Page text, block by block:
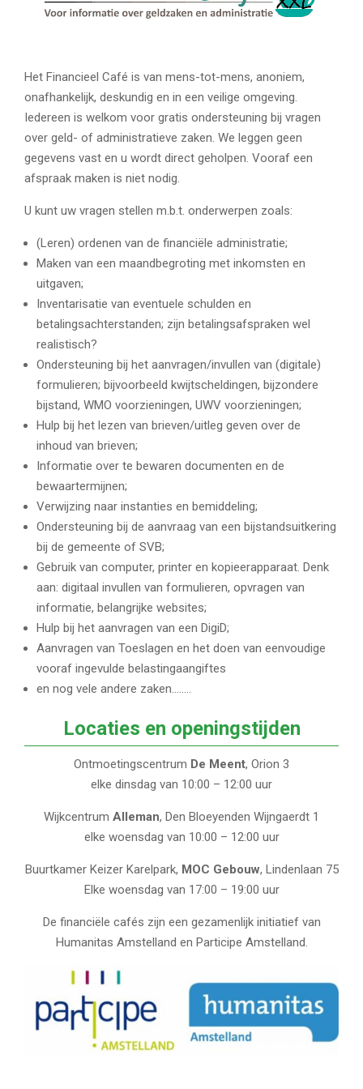
Het Financieel Café is van mens-tot-mens, anoniem,
onafhankelijk, deskundig en in een veilige omgeving.
Iedereen is welkom voor gratis ondersteuning bij vragen
over geld- of administratieve zaken. We leggen geen
gegevens vast en u wordt direct geholpen. Vooraf een
afspraak maken is niet nodig.
U kunt uw vragen stellen m.b.t. onderwerpen zoals:
(Leren) ordenen van de financiële administratie;
Maken van een maandbegroting met inkomsten en
uitgaven;
Inventarisatie van eventuele schulden en
betalingsachterstanden; zijn betalingsafspraken wel
realistisch?
Ondersteuning bij het aanvragen/invullen van (digitale)
formulieren; bijvoorbeeld kwijtscheldingen, bijzondere
bijstand, WMO voorzieningen, UWV voorzieningen;
Hulp bij het lezen van brieven/uitleg geven over de
inhoud van brieven;
Informatie over te bewaren documenten en de
bewaartermijnen;
Verwijzing naar instanties en bemiddeling;
Ondersteuning bij de aanvraag van een bijstandsuitkering
bij de gemeente of SVB;
Gebruik van computer, printer en kopieerapparaat. Denk
aan: digitaal invullen van formulieren, opvragen van
informatie, belangrijke websites;
Hulp bij het aanvragen van een DigiD;
Aanvragen van Toeslagen en het doen van eenvoudige
vooraf ingevulde belastingaangiftes
en nog vele andere zaken……..
Locaties en openingstijden
Ontmoetingscentrum De Meent, Orion 3
elke dinsdag van 10:00 – 12:00 uur
Wijkcentrum Alleman, Den Bloeyenden Wijngaerdt 1
elke woensdag van 10:00 – 12:00 uur
Buurtkamer Keizer Karelpark, MOC Gebouw, Lindenlaan 75
Elke woensdag van 17:00 – 19:00 uur
De financiële cafés zijn een gezamenlijk initiatief van
Humanitas Amstelland en Participe Amstelland.